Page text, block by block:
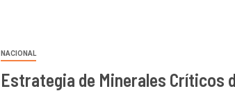
NACIONAL
Estrategia de Minerales Críticos